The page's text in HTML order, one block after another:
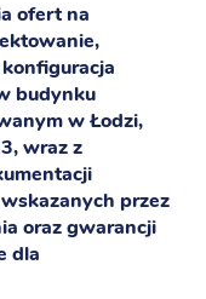
ofert na
budynku
w Łodzi,
wraz z
przez
oraz gwarancji
dla